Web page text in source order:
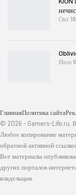
Окт
Июн
ГлавнаяПолитика сайта
© 2026 - Gamers-Life.ru.
Любое копирование
обратной активной
Все материалы
других порталов
владельцам.